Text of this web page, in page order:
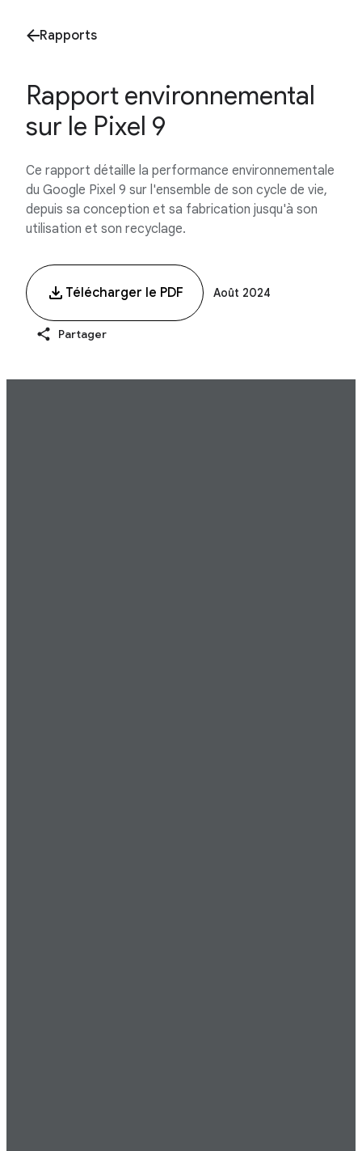
Rapports
Rapport environnemental
sur le Pixel 9
Ce rapport détaille la performance environnementale
du Google Pixel 9 sur l'ensemble de son cycle de vie,
depuis sa conception et sa fabrication jusqu'à son
utilisation et son recyclage.
Télécharger le PDF Août 2024
Partager